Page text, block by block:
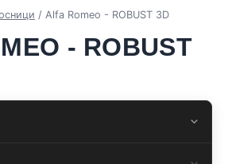
/ Alfa Romeo - ROBUST 3D
- ROBUST